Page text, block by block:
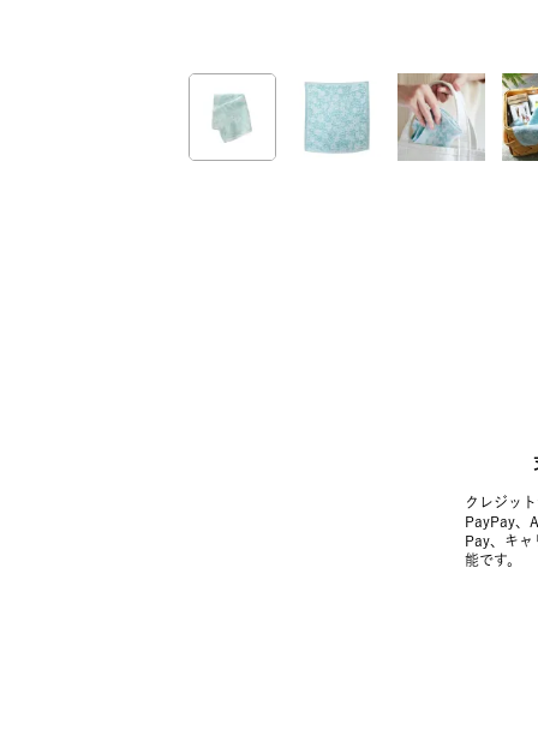
クレジッ
PayPay、
Pay、キャ
能です。